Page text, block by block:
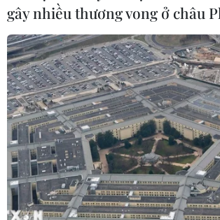
hiệu lực
09/08/2026 02:03
Khoa học công nghệ sẽ trở thành
động lực mới của quan hệ Việt Nam-
Australia
09/08/2026 02:01
Thị trường vaccine thế giới chuyển
hướng sang người cao tuổi
gây nhiều thương vong ở châu